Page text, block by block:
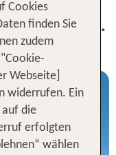
Urlaub inkl.
Cookies
finden Sie
zudem
Webseite]
widerrufen. Ein
die
erfolgten
wählen